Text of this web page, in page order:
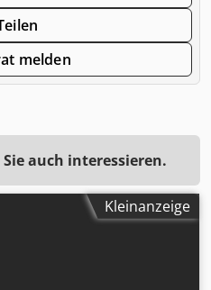
melden
auch interessieren.
Kleinanzeige